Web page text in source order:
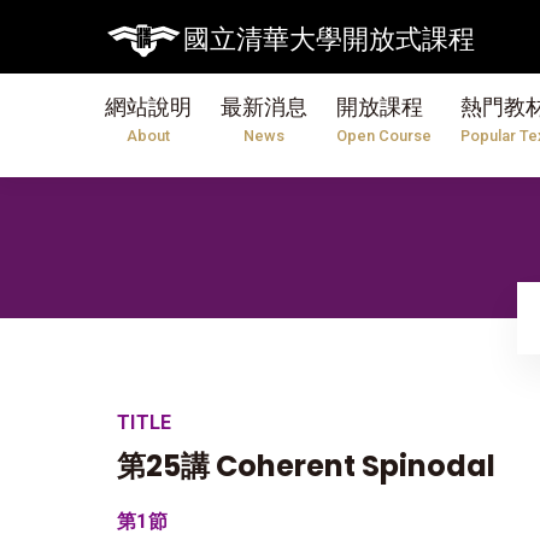
國立清華大學開放式課程
網站說明
About
最新消息
News
開放課程
Open Course
熱門教
Popular
TITLE
第25講 Coherent Spinodal
第1節